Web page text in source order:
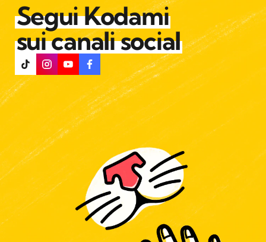
Segui Kodami
sui canali social